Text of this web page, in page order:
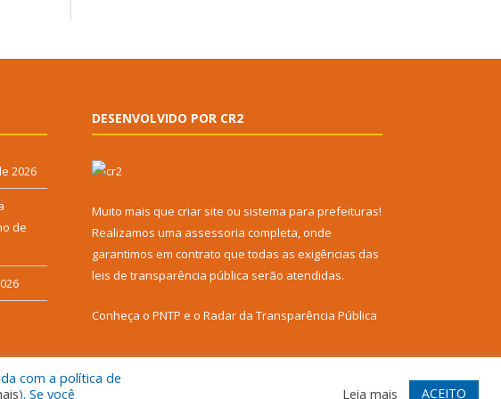
2026
de
DESENVOLVIDO POR CR2
Muito mais que criar site ou sistema para prefeituras!
Realizamos uma assessoria completa, onde
garantimos em contrato que todas as exigências das
leis de transparência pública serão atendidas.
Conheça o PNTP e o Radar da Transparência Pública
com a política de
). Se você Leia mais ACEITO